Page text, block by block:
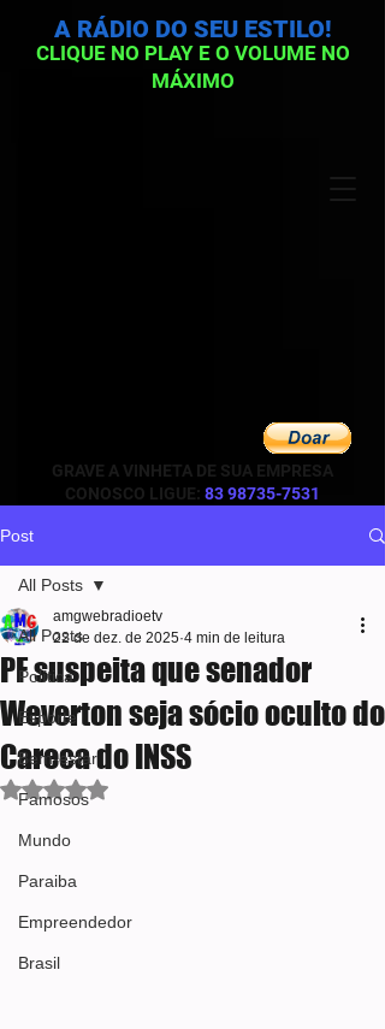
GRAVE A VINHETA DE SUA EMPRESA
CONOSCO LIGUE: 83 98735-7531
CLIQUE NO PLAY E O VOLUME NO
MÁXIMO
A RÁDIO DO SEU ESTILO!
Post
All Posts
Política
Esporte
Bem-estar
Famosos
Mundo
Paraiba
Empreendedor
Brasil
All Posts
PF suspeita que senador
Weverton seja sócio oculto do
Careca do INSS
amgwebradioetv
22 de dez. de 2025 4 min de leitura
Avaliado com NaN de 5 estrelas.